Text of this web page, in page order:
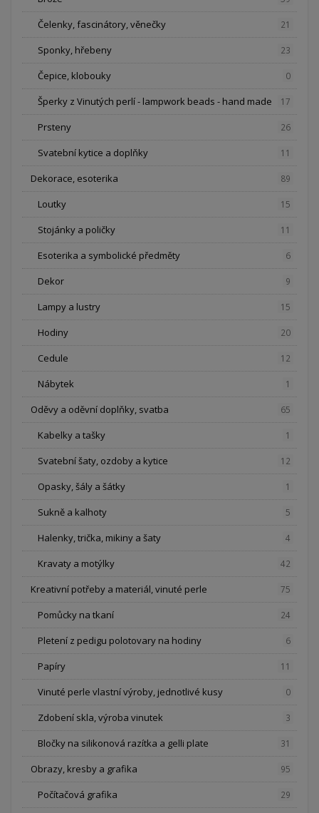
Čelenky, fascinátory, věnečky 21
Sponky, hřebeny 23
Čepice, klobouky 0
Šperky z Vinutých perlí - lampwork beads - hand made 17
Prsteny 26
Svatební kytice a doplňky 11
Dekorace, esoterika 89
Loutky 15
Stojánky a poličky 11
Esoterika a symbolické předměty 6
Dekor 9
Lampy a lustry 15
Hodiny 20
Cedule 12
Nábytek 1
Oděvy a oděvní doplňky, svatba 65
Kabelky a tašky 1
Svatební šaty, ozdoby a kytice 12
Opasky, šály a šátky 1
Sukně a kalhoty 5
Halenky, trička, mikiny a šaty 4
Kravaty a motýlky 42
Kreativní potřeby a materiál, vinuté perle 75
Pomůcky na tkaní 24
Pletení z pedigu polotovary na hodiny 6
Papíry 11
Vinuté perle vlastní výroby, jednotlivé kusy 0
Zdobení skla, výroba vinutek 3
Bločky na silikonová razítka a gelli plate 31
Obrazy, kresby a grafika 95
Počítačová grafika 29